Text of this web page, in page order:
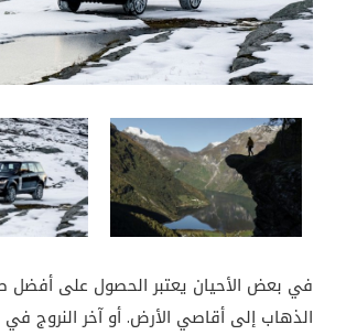
في بعض الأحيان يعتبر الحصول على أفضل
الذهاب إلى أقاصي الأرض. أو آخر النروج في